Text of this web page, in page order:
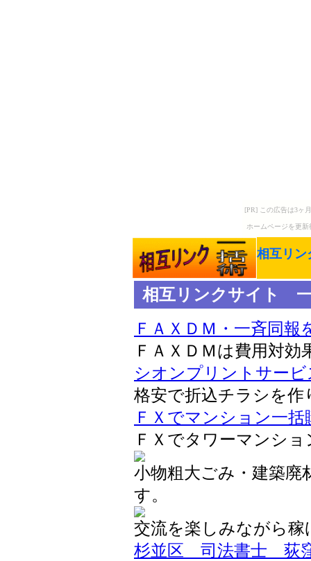
[PR] この広告は3ヶ
ホームページを更
相互リン
相互リンクサイト
ＦＡＸＤＭ・一斉同報
ＦＡＸＤＭは費用対
シオンプリントサービ
格安で折込チラシを作
ＦＸでマンション一括
ＦＸでタワーマンシ
小物粗大ごみ・建築廃
す。
交流を楽しみながら稼
杉並区 司法書士 荻